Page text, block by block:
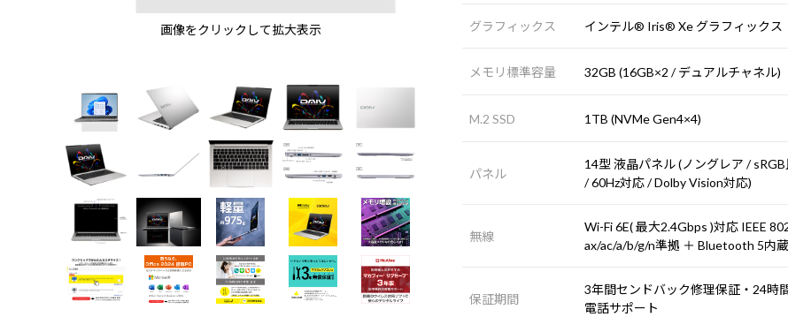
画像をクリックして拡大表示 グラフィックス インテル® Iris® Xe グラフィックス
メモリ標準容量 32GB (16GB×2 / デュアルチャネル)
M.2 SSD 1TB (NVMe Gen4×4)
パネル
14型 液晶パネル (ノングレア /
/ 60Hz対応 / Dolby Vision対応)
無線
Wi-Fi 6E( 最大2.4Gbps )対応 IEEE
ax/ac/a/b/g/n準拠 ＋ Bluetooth 5内蔵
保証期間
3年間センドバック修理保証・24時
電話サポート